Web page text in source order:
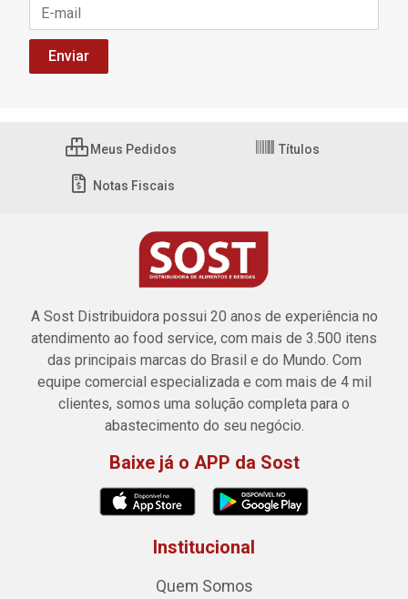
Meus Pedidos Títulos
Notas Fiscais
A Sost Distribuidora possui 20 anos de experiência no
atendimento ao food service, com mais de 3.500 itens
das principais marcas do Brasil e do Mundo. Com
equipe comercial especializada e com mais de 4 mil
clientes, somos uma solução completa para o
abastecimento do seu negócio.
Baixe já o APP da Sost
Institucional
Quem Somos